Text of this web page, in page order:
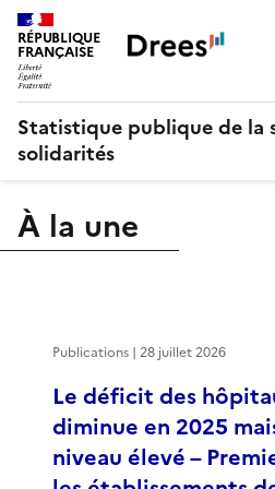
RÉPUBLIQUE
FRANÇAISE
Statistique publique de la
solidarités
À la une
Le déficit des
diminue en 2025
niveau élevé –
Publications | 28 juillet 2026